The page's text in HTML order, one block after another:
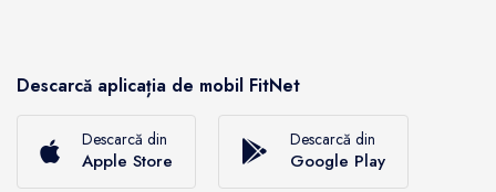
Descarcă aplicația de mobil FitNet
Descarcă din
Apple Store
Descarcă din
Google Play